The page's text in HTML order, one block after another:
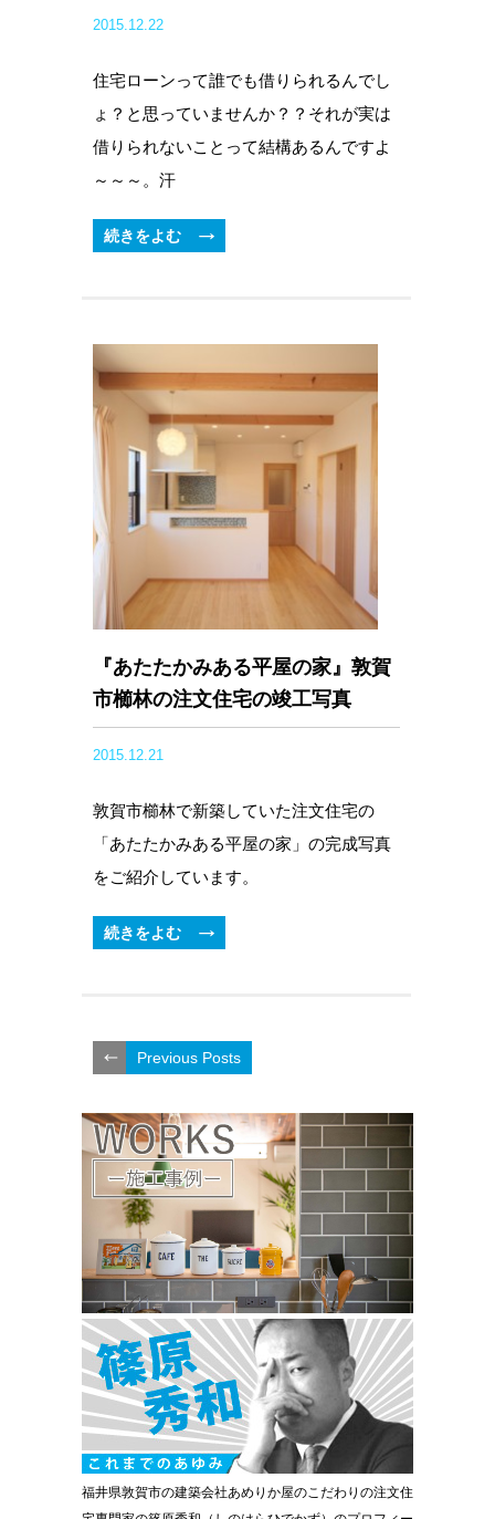
2015.12.22
住宅ローンって誰でも借りられるんでし
ょ？と思っていませんか？？それが実は
借りられないことって結構あるんですよ
～～～。汗
続きをよむ
『あたたかみある平屋の家』敦賀
市櫛林の注文住宅の竣工写真
2015.12.21
敦賀市櫛林で新築していた注文住宅の
「あたたかみある平屋の家」の完成写真
をご紹介しています。
続きをよむ
Previous Posts
福井県敦賀市の建築会社あめりか屋のこだわりの注文住